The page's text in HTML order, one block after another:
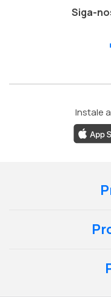
Siga-
Instale